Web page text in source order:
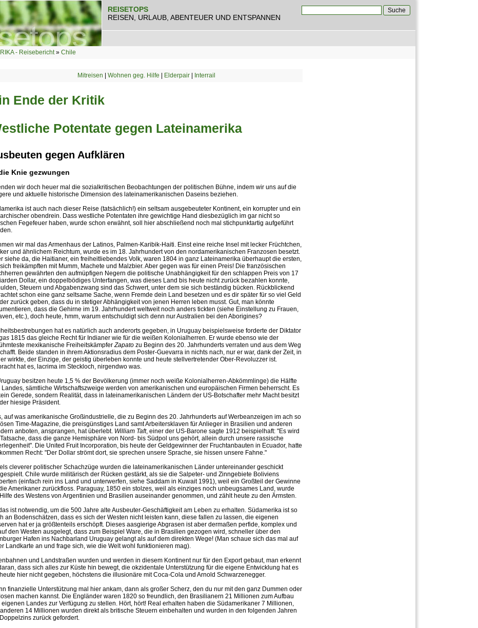
REISETOPS
REISEN, URLAUB, ABENTEUER UND ENTSPANNEN
- Reisebericht» Chile
Mitreisen Wohnen geg. Hilfe Elderpair| Interrail
Ende der Kritik
Potentate gegen Lateinamerika
gegen Aufklären
Knie gezwungen
wir doch heuer mal die sozialkritischen Beobachtungen der politischen Bühne, indem wir uns auf die
und aktuelle historische Dimension des lateinamerikanischen Daseins beziehen.
ist auch nach dieser Reise (tatsächlich!) ein seltsam ausgebeuteter Kontinent, ein korrupter und ein
obendrein. Dass westliche Potentaten ihre gewichtige Hand diesbezüglich im gar nicht so
Fegefeuer haben, wurde schon erwähnt, soll hier abschließend noch mal stichpunktartig aufgeführt
wir mal das Armenhaus der Latinos, Palmen-Karibik-Haiti. Einst eine reiche Insel mit lecker Früchtchen,
und ähnlichem Reichtum, wurde es im 18. Jahrhundert von den nordamerikanischen Franzosen besetzt.
siehe da, die Haitianer, ein freiheitliebendes Volk, waren 1804 in ganz Lateinamerika überhaupt die ersten,
freikämpften mit Mumm, Machete und Malzbier. Aber gegen was für einen Preis! Die französischen
gewährten den aufmüpfigen Negern die politische Unabhängigkeit für den schlappen Preis von 17
Dollar, ein doppelbödiges Unterfangen, was dieses Land bis heute nicht zurück bezahlen konnte,
Steuern und Abgabenzwang sind das Schwert, unter dem sie sich beständig bücken. Rückblickend
schon eine ganz seltsame Sache, wenn Fremde dein Land besetzen und es dir später für so viel Geld
zurück geben, dass du in stetiger Abhängigkeit von jenen Herren leben musst. Gut, man könnte
dass die Gehirne im 19. Jahrhundert weltweit noch anders tickten (siehe Einstellung zu Frauen,
etc.), doch heute, hmm, warum entschuldigt sich denn nur Australien bei den Aborigines?
hat es natürlich auch anderorts gegeben, in Uruguay beispielsweise forderte der Diktator
1815 das gleiche Recht für Indianer wie für die weißen Kolonialherren. Er wurde ebenso wie der
mexikanische FreiheitskämpferZapato zu Beginn des 20. Jahrhunderts verraten und aus dem Weg
Beide standen in ihrem Aktionsradius dem Poster-Guevarra in nichts nach, nur er war, dank der Zeit, in
wirkte, der Einzige, der geistig überleben konnte und heute stellvertretender Ober-Revoluzzer ist.
hat es, lacrima im Steckloch, nirgendwo was.
besitzen heute 1,5 % der Bevölkerung (immer noch weiße Kolonialherren-Abkömmlinge) die Hälfte
Landes, sämtliche Wirtschaftszweige werden von amerikanischen und europäischen Firmen beherrscht. Es
Gerede, sondern Realität, dass in lateinamerikanischen Ländern der US-Botschafter mehr Macht besitzt
hiesige Präsident.
auf was amerikanische Großindustrielle, die zu Beginn des 20. Jahrhunderts auf Werbeanzeigen im ach so
Time-Magazine, die preisgünstiges Land samt Arbeitersklaven für Anlieger in Brasilien und anderen
anboten, ansprangen, hat überlebt. William Taft, einer der US-Barone sagte 1912 beispielhaft: "Es wird
dass die ganze Hemisphäre von Nord- bis Südpol uns gehört, allein durch unsere rassische
Die United Fruit Incorporation, bis heute der Geldgewinner der Fruchtanbauten in Ecuador, hatte
Recht: "Der Dollar strömt dort, sie sprechen unsere Sprache, sie hissen unsere Fahne."
cleverer politischer Schachzüge wurden die lateinamerikanischen Länder untereinander geschickt
Chile wurde militärisch der Rücken gestärkt, als sie die Salpeter- und Zinngebiete Boliviens
(einfach rein ins Land und unterwerfen, siehe Saddam in Kuwait 1991), weil ein Großteil der Gewinne
Amerikaner zurückfloss. Paraguay, 1850 ein stolzes, weil als einziges noch unbeugsames Land, wurde
des Westens von Argentinien und Brasilien auseinander genommen, und zählt heute zu den Ärmsten.
ist notwendig, um die 500 Jahre alte Ausbeuter-Geschäftigkeit am Leben zu erhalten. Südamerika ist so
an Bodenschätzen, dass es sich der Westen nicht leisten kann, diese fallen zu lassen, die eigenen
hat er ja größtenteils erschöpft. Dieses aasgierige Abgrasen ist aber dermaßen perfide, komplex und
den Westen ausgelegt, dass zum Beispiel Ware, die in Brasilien gezogen wird, schneller über den
Hafen ins Nachbarland Uruguay gelangt als auf dem direkten Wege! (Man schaue sich das mal auf
Landkarte an und frage sich, wie die Welt wohl funktionieren mag).
und Landstraßen wurden und werden in diesem Kontinent nur für den Export gebaut, man erkennt
dass sich alles zur Küste hin bewegt, die okzidentale Unterstützung für die eigene Entwicklung hat es
hier nicht gegeben, höchstens die illusionäre mit Coca-Cola und Arnold Schwarzenegger.
finanzielle Unterstützung mal hier ankam, dann als großer Scherz, den du nur mit den ganz Dummen oder
machen kannst. Die Engländer waren 1820 so freundlich, den Brasilianern 21 Millionen zum Aufbau
eigenen Landes zur Verfügung zu stellen. Hört, hört! Real erhalten haben die Südamerikaner 7 Millionen,
14 Millionen wurden direkt als britische Steuern einbehalten und wurden in den folgenden Jahren
zurück gefordert.